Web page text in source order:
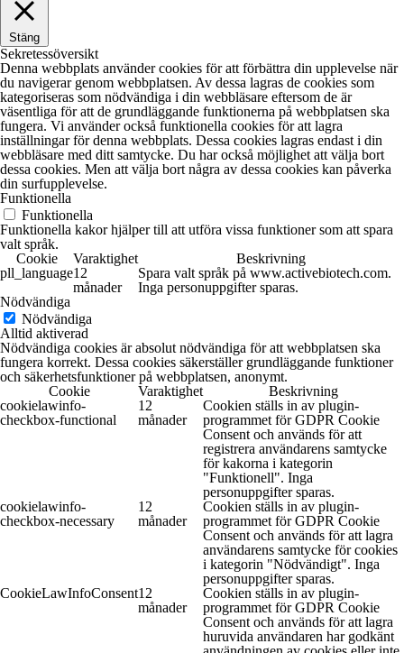
Stäng
Sekretessöversikt
Denna webbplats använder cookies för att förbättra din upplevelse när
du navigerar genom webbplatsen. Av dessa lagras de cookies som
kategoriseras som nödvändiga i din webbläsare eftersom de är
väsentliga för att de grundläggande funktionerna på webbplatsen ska
fungera. Vi använder också funktionella cookies för att lagra
inställningar för denna webbplats. Dessa cookies lagras endast i din
webbläsare med ditt samtycke. Du har också möjlighet att välja bort
dessa cookies. Men att välja bort några av dessa cookies kan påverka
din surfupplevelse.
Funktionella
Funktionella
Funktionella kakor hjälper till att utföra vissa funktioner som att spara
valt språk.
Cookie
Varaktighet
Beskrivning
pll_language12
månader
Spara valt språk på www.activebiotech.com.
Inga personuppgifter sparas.
Nödvändiga
Nödvändiga
Alltid aktiverad
Nödvändiga cookies är absolut nödvändiga för att webbplatsen ska
fungera korrekt. Dessa cookies säkerställer grundläggande funktioner
och säkerhetsfunktioner på webbplatsen, anonymt.
Cookie
Varaktighet
Beskrivning
cookielawinfo-
checkbox-functional
12
månader
Cookien ställs in av plugin-
programmet för GDPR Cookie
Consent och används för att
registrera användarens samtycke
för kakorna i kategorin
"Funktionell". Inga
personuppgifter sparas.
cookielawinfo-
checkbox-necessary
12
månader
Cookien ställs in av plugin-
programmet för GDPR Cookie
Consent och används för att lagra
användarens samtycke för cookies
i kategorin "Nödvändigt". Inga
personuppgifter sparas.
CookieLawInfoConsent12
månader
Cookien ställs in av plugin-
programmet för GDPR Cookie
Consent och används för att lagra
huruvida användaren har godkänt